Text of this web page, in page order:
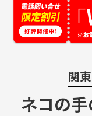
関
ネコの手